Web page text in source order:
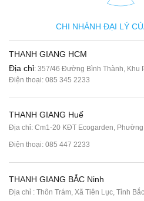
CHI NHÁNH ĐẠI LÝ
THANH GIANG HCM
Địa chỉ: 357/46 Đường Bình Thành, Khu
Điện thoại: 085 345 2233
THANH GIANG Huế
Địa chỉ: Cm1-20 KĐT Ecogarden, Phường
Điện thoại: 085 447 2233
THANH GIANG BẮC Ninh
Địa chỉ : Thôn Trám, Xã Tiên Lục, Tỉnh